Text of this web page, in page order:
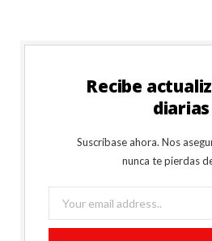
Recibe
diarias
Suscríbase ahora. Nos
nunca te pierdas